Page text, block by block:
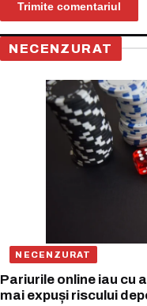
NECENZURAT
NECENZURAT
Pariurile online iau cu
mai expuși riscului